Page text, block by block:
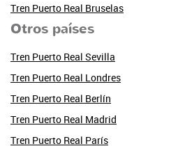
Tren Puerto Real Bruselas
Otros países
Tren Puerto Real Sevilla
Tren Puerto Real Londres
Tren Puerto Real Berlín
Tren Puerto Real Madrid
Tren Puerto Real París